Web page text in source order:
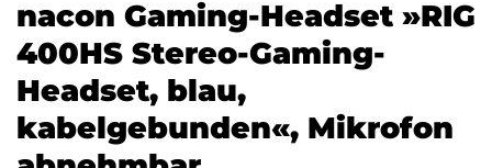
nacon Gaming-Headset »RIG
400HS Stereo-Gaming-
Headset, blau,
kabelgebunden«, Mikrofon